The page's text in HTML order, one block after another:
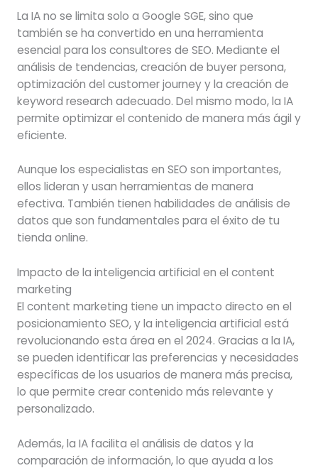
La IA no se limita solo a Google SGE, sino que
también se ha convertido en una herramienta
esencial para los consultores de SEO. Mediante el
análisis de tendencias, creación de buyer persona,
optimización del customer journey y la creación de
keyword research adecuado. Del mismo modo, la IA
permite optimizar el contenido de manera más ágil y
eficiente.
Aunque los especialistas en SEO son importantes,
ellos lideran y usan herramientas de manera
efectiva. También tienen habilidades de análisis de
datos que son fundamentales para el éxito de tu
tienda online.
Impacto de la inteligencia artificial en el content
marketing
El content marketing tiene un impacto directo en el
posicionamiento SEO, y la inteligencia artificial está
revolucionando esta área en el 2024. Gracias a la IA,
se pueden identificar las preferencias y necesidades
específicas de los usuarios de manera más precisa,
lo que permite crear contenido más relevante y
personalizado.
Además, la IA facilita el análisis de datos y la
comparación de información, lo que ayuda a los